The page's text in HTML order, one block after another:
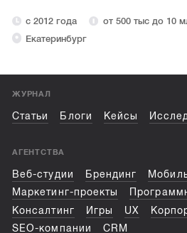
с 2012 года
от 500 тыс до 10
Екатеринбург
ЖУРНАЛ
Статьи Блоги Кейсы
АГЕНТСТВА
Веб-студии Брендинг
Маркетинг-проекты
Консалтинг
Игры UX
SEO-компании
CRM